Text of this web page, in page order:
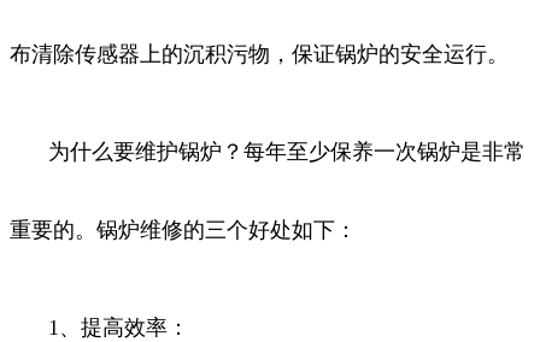
布清除传感器上的沉积污物，保证锅炉的安全运行。
为什么要维护锅炉？每年至少保养一次锅炉是非常
重要的。锅炉维修的三个好处如下：
1、提高效率：